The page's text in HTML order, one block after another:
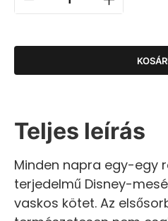
Teljes leírás
Minden napra egy-egy
terjedelmű Disney-
vaskos kötet. Az